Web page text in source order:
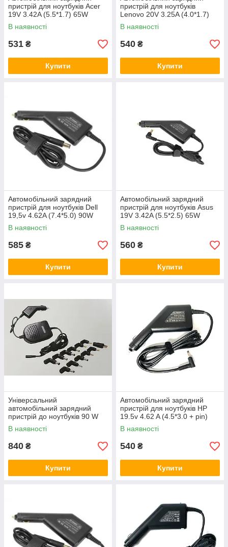
НОУТБУКА
Зверніть увагу на технічні показники
силу струму, потужність.
ЗВАЖАЙТЕ НА НАПРУГУ
ноутбука за напругою має збігатися з
показниками прикурювача
транспортного засобу.
РОЗ'ЄМ
Роз'єм кабелю має повністю збігатися
за розмірами та формою з роз'ємом
ноутбука. Також дивіться на сам кабель
і якість корпусу зарядки.
Пристати до вибору
ПЕРЕВАГИ МАГАЗИНУ «AUX
MARKET»
ШИРОКИЙ АСОРТИМЕНТ
пристрій для ноутбуків Acer
19V 3.42A (5.5*1.7) 65W
В наявності
531 ₴
Купити
пристрій для ноутбуків
Lenovo 20V 3.25A (4.0*1.7)
65W
В наявності
540 ₴
Купити
Автомобільний зарядний
пристрій для ноутбуків Dell
19,5v 4.62A (7.4*5.0) 90W
В наявності
585 ₴
Купити
Автомобільний зарядний
пристрій для ноутбуків Asus
19V 3.42A (5.5*2.5) 65W
В наявності
560 ₴
Купити
Універсальний
автомобільний зарядний
пристрій до ноутбуків 90 W
(HQ)
В наявності
840 ₴
Купити
Автомобільний зарядний
пристрій для ноутбуків HP
19.5v 4.62 A (4.5*3.0 + pin)
90W+USB
В наявності
540 ₴
Купити